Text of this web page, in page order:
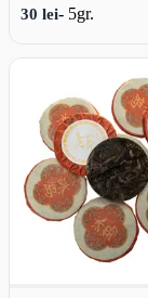
30 lei- 5gr.